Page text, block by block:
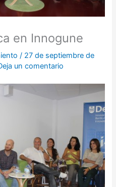
en Innogune
/ 27 de septiembre de
un comentario